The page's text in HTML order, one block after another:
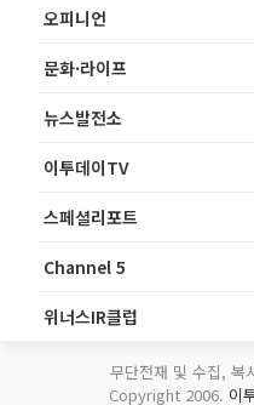
오피니언
문화·라이프
뉴스발전소
이투데이TV
스페셜리포트
Channel 5
위너스IR클럽
무단전재 및 수집, 복
Copyright 2006. 이